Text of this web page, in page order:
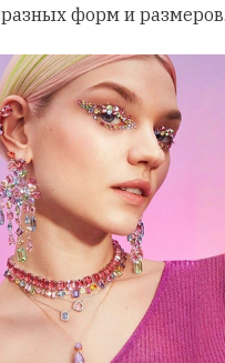
форм и